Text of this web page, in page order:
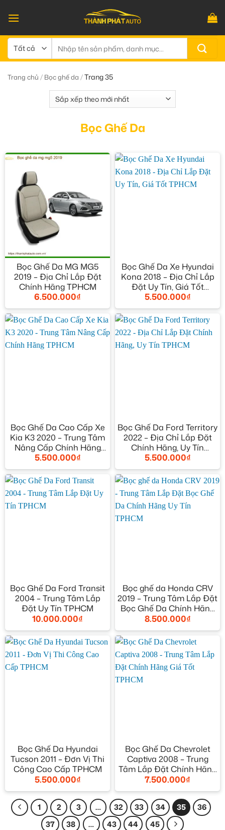
qua
dung
kiếm:
Trang chủ / Bọc ghế da /Trang 35
Bọc Ghế Da
Bọc Ghế Da MG MG5
2019 – Địa Chỉ Lắp Đặt
Chính Hãng TPHCM
6.500.000₫
Bọc Ghế Da Xe Hyundai
Kona 2018 – Địa Chỉ Lắp
Đặt Uy Tín, Giá Tốt
TPHCM
5.500.000₫
Bọc Ghế Da Cao Cấp Xe
Kia K3 2020 – Trung Tâm
Nâng Cấp Chính Hãng
TPHCM
5.500.000₫
Bọc Ghế Da Ford Territory
2022 – Địa Chỉ Lắp Đặt
Chính Hãng, Uy Tín
TPHCM
5.500.000₫
Bọc Ghế Da Ford Transit
2004 – Trung Tâm Lắp
Đặt Uy Tín TPHCM
10.000.000₫
Bọc ghế da Honda CRV
2019 – Trung Tâm Lắp Đặt
Bọc Ghế Da Chính Hãng
Uy Tín TPHCM
8.500.000₫
Bọc Ghế Da Hyundai
Tucson 2011 – Đơn Vị Thi
Công Cao Cấp TPHCM
5.500.000₫
Bọc Ghế Da Chevrolet
Captiva 2008 – Trung
Tâm Lắp Đặt Chính Hãng
Giá Tốt TPHCM
7.500.000₫
1 2 3 … 32 33 34 35
36
37
38 … 43 44 45